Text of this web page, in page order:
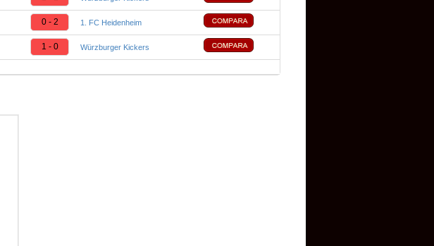
0 - 2 1. FC Heidenheim
1 - 0 Würzburger Kickers